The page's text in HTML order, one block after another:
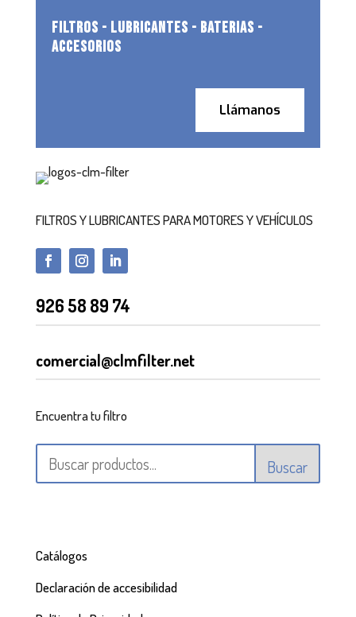
FILTROS - LUBRICANTES - BATERIAS -
ACCESORIOS
Llámanos
FILTROS Y LUBRICANTES PARA MOTORES Y VEHÍCULOS
926 58 89 74
comercial@clmfilter.net
Encuentra tu filtro
Buscar
Catálogos
Declaración de accesibilidad